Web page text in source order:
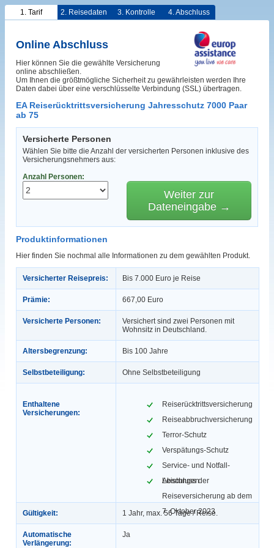
1. Tarif 2. Reisedaten 3. Kontrolle 4. Abschluss
Online Abschluss
Hier können Sie die gewählte Versicherung
online abschließen.
Um Ihnen die größtmögliche Sicherheit zu gewährleisten werden Ihre
Daten dabei über eine verschlüsselte Verbindung (SSL) übertragen.
EA Reiserücktrittsversicherung Jahresschutz 7000 Paar
ab 75
Versicherte Personen
Wählen Sie bitte die Anzahl der versicherten Personen inklusive des
Versicherungsnehmers aus:
Anzahl Personen:
Weiter zur
Dateneingabe →
Produktinformationen
Hier finden Sie nochmal alle Informationen zu dem gewählten Produkt.
Versicherter Reisepreis: Bis 7.000 Euro je Reise
Prämie: 667,00 Euro
Versicherte Personen:
Versichert sind zwei Personen mit
Wohnsitz in Deutschland.
Altersbegrenzung: Bis 100 Jahre
Selbstbeteiligung: Ohne Selbstbeteiligung
Enthaltene
Versicherungen:
Reiserücktrittsversicherung
Reiseabbruchversicherung
Terror-Schutz
Verspätungs-Schutz
Service- und Notfall-
Leistungen
Abschluss der
Reiseversicherung ab dem
7. Oktober 2023
Gültigkeit: 1 Jahr, max. 56 Tage / Reise.
Automatische
Verlängerung:
Ja